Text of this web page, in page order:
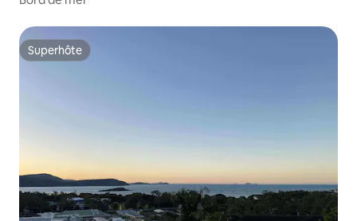
Superhôte
Superhôte